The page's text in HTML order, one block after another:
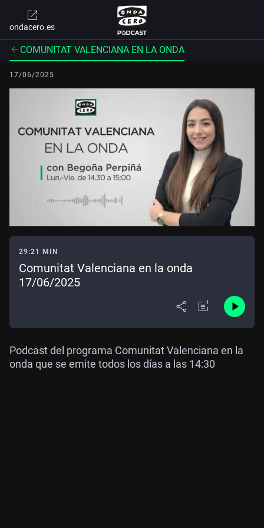
ondacero.es
COMUNITAT VALENCIANA EN LA ONDA
17/06/2025
29:21 MIN
Comunitat Valenciana en la onda
17/06/2025
Podcast del programa Comunitat Valenciana en la
onda que se emite todos los días a las 14:30